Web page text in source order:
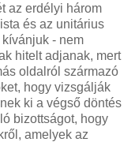
az erdélyi három
és az unitárius
- nem
hitelt adjanak, mert
oldalról származó
hogy vizsgálják
ki a végső döntés
bizottságot, hogy
amelyek az